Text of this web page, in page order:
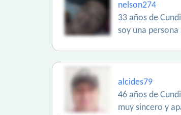
nelson274
33 años de
soy una
alcides79
46 años de
muy sincero y